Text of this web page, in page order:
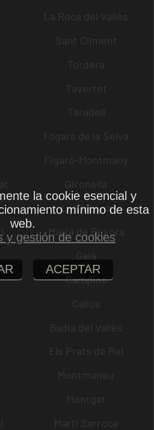
La Roca del Vallès
Sant Climent
Tordera
Tavertet
Taradell
Fogars de la Selva
Figaró-Montmany
Gironella
La Llacuna
Maria de Besora
Gaià
Campins
Callús
Badia del Vallès
Els Prats de Rei
Montmaneu
Montgat
Martí Sarroca
la cookie esencial y
mínimo de esta
web.
y gestión de cookies
ACEPTAR